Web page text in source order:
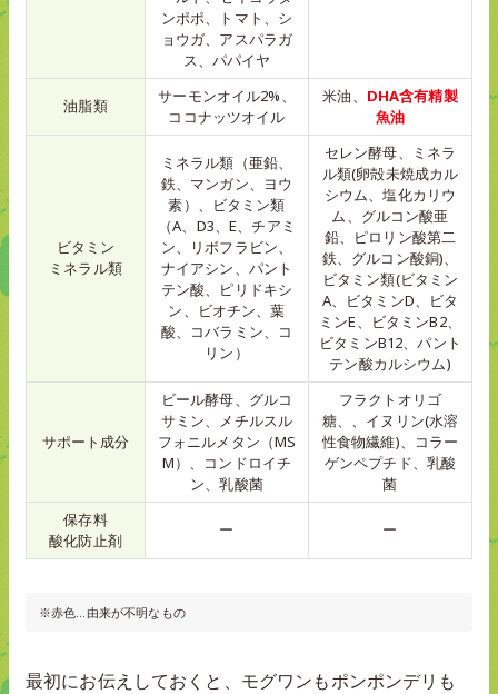
ンポポ、トマト、シ
ョウガ、アスパラガ
ス、パパイヤ
油脂類
サーモンオイル2%、
ココナッツオイル
米油、 DHA含有精製
魚油
ビタミン
ミネラル類
ミネラル類（亜鉛、
鉄、マンガン、ヨウ
素）、ビタミン類
（A、D3、E、チアミ
ン、リボフラビン、
ナイアシン、パント
テン酸、ピリドキシ
ン、ビオチン、葉
酸、コバラミン、コ
リン）
セレン酵母、ミネラ
ル類(卵殻未焼成カル
シウム、塩化カリウ
ム、グルコン酸亜
鉛、ピロリン酸第二
鉄、グルコン酸銅)、
ビタミン類(ビタミン
A、ビタミンD、ビタ
ミンE、ビタミンB2、
ビタミンB12、パント
テン酸カルシウム)
サポート成分
ビール酵母、グルコ
サミン、メチルスル
フォニルメタン（MS
M）、コンドロイチ
ン、乳酸菌
フラクトオリゴ
糖、、イヌリン(水溶
性食物繊維)、コラー
ゲンペプチド、乳酸
菌
保存料
酸化防止剤
ー ー
※赤色…由来が不明なもの
最初にお伝えしておくと、モグワンもポンポンデリも